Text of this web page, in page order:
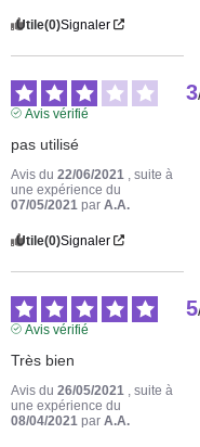
Utile(0)Signaler
3
Avis vérifié
pas utilisé
Avis du22/06/2021
, suite à
une expérience du
07/05/2021 parA.A.
Utile(0)Signaler
5
Avis vérifié
Très bien
Avis du26/05/2021
, suite à
une expérience du
08/04/2021 parA.A.